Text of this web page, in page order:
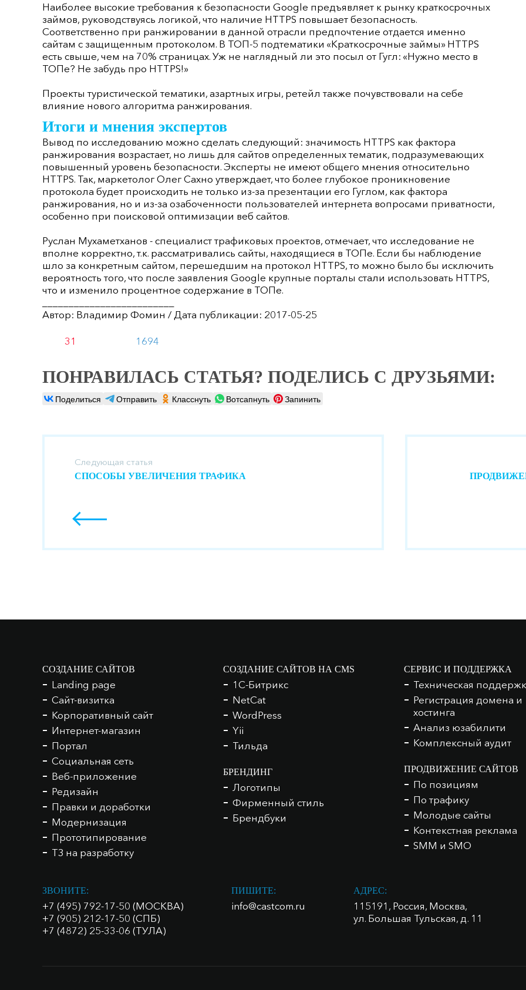
Наиболее высокие требования к безопасности Google предъявляет к рынку краткосрочных
займов, руководствуясь логикой, что наличие HTTPS повышает безопасность.
Соответственно при ранжировании в данной отрасли предпочтение отдается именно
сайтам с защищенным протоколом. В ТОП-5 подтематики «Краткосрочные займы» HTTPS
есть свыше, чем на 70% страницах. Уж не наглядный ли это посыл от Гугл: «Нужно место в
ТОПе? Не забудь про HTTPS!»
Проекты туристической тематики, азартных игры, ретейл также почувствовали на себе
влияние нового алгоритма ранжирования.
Итоги и мнения экспертов
Вывод по исследованию можно сделать следующий: значимость HTTPS как фактора
ранжирования возрастает, но лишь для сайтов определенных тематик, подразумевающих
повышенный уровень безопасности. Эксперты не имеют общего мнения относительно
HTTPS. Так, маркетолог Олег Сахно утверждает, что более глубокое проникновение
протокола будет происходить не только из-за презентации его Гуглом, как фактора
ранжирования, но и из-за озабоченности пользователей интернета вопросами приватности,
особенно при поисковой оптимизации веб сайтов.
Руслан Мухаметханов - специалист трафиковых проектов, отмечает, что исследование не
вполне корректно, т.к. рассматривались сайты, находящиеся в ТОПе. Если бы наблюдение
шло за конкретным сайтом, перешедшим на протокол HTTPS, то можно было бы исключить
вероятность того, что после заявления Google крупные порталы стали использовать HTTPS,
что и изменило процентное содержание в ТОПе.
Автор: Владимир Фомин / Дата публикации: 2017-05-25
31 1694
ПОНРАВИЛАСЬ СТАТЬЯ? ПОДЕЛИСЬ С ДРУЗЬЯМИ:
Поделиться Отправить Класснуть Вотсапнуть Запинить
Следующая статья
СПОСОБЫ УВЕЛИЧЕНИЯ ТРАФИКА
СОЗДАНИЕ САЙТОВ
Landing page
Сайт-визитка
Корпоративный сайт
Интернет-магазин
Портал
Социальная сеть
Веб-приложение
Редизайн
Правки и доработки
Модернизация
Прототипирование
ТЗ на разработку
СОЗДАНИЕ САЙТОВ НА CMS
1С-Битрикс
NetCat
WordPress
Yii
Тильда
БРЕНДИНГ
Логотипы
Фирменный стиль
Брендбуки
СЕРВИС И ПОДДЕРЖКА
Техническая
Регистрация домена и
хостинга
Анализ юзабилити
Комплексный аудит
ПРОДВИЖЕНИЕ САЙТОВ
По позициям
По трафику
Молодые сайты
Контекстная реклама
SMM и SMO
ЗВОНИТЕ:
+7 (495) 792-17-50 (МОСКВА)
+7 (905) 212-17-50 (СПБ)
+7 (4872) 25-33-06 (ТУЛА)
ПИШИТЕ:
info@castcom.ru
АДРЕС:
115191, Россия, Москва,
ул. Большая Тульская, д. 11